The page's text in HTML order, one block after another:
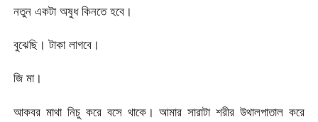
নতুন একটা অষুধ কিনতে হবে।
বুঝেছি। টাকা লাগবে।
জি মা।
আকবর মাথা নিচু করে বসে থাকে। আমার সারাটা শরীর উথালপাতাল করে